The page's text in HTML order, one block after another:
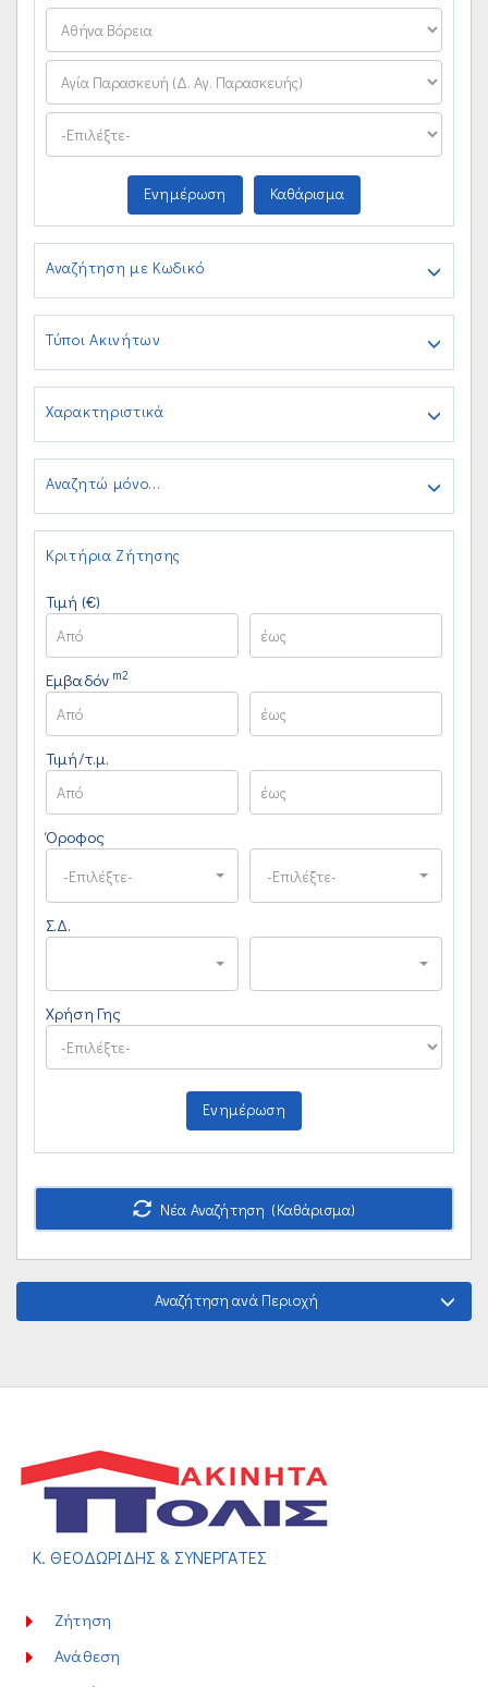
Ενημέρωση Καθάρισμα
Αναζήτηση με Κωδικό
Τύποι Ακινήτων
Χαρακτηριστικά
Αναζητώ μόνο...
Κριτήρια Ζήτησης
Τιμή (€)
Εμβαδόν m2
Τιμή/τ.μ.
Όροφος
-Επιλέξτε- -Επιλέξτε-
Σ.Δ.
Χρήση Γης
Ενημέρωση
Νέα Αναζήτηση (Καθάρισμα)
Αναζήτηση ανά Περιοχή
Κ. ΘΕΟΔΩΡΙΔΗΣ & ΣΥΝΕΡΓΑΤΕΣ
Ζήτηση
Ανάθεση